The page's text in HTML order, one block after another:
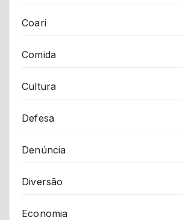
Coari
Comida
Cultura
Defesa
Denúncia
Diversão
Economia